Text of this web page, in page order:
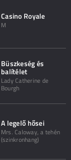
Casino Royale
M
Büszkeség és
balítélet
Lady Catherine de
Bourgh
A legelő hősei
Mrs. Caloway, a tehén
(szinkronhang)